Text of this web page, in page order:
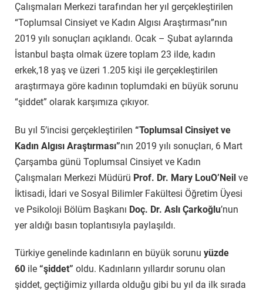
Çalışmaları Merkezi tarafından her yıl gerçekleştirilen
“Toplumsal Cinsiyet ve Kadın Algısı Araştırması”nın
2019 yılı sonuçları açıklandı. Ocak – Şubat aylarında
İstanbul başta olmak üzere toplam 23 ilde, kadın
erkek,18 yaş ve üzeri 1.205 kişi ile gerçekleştirilen
araştırmaya göre kadının toplumdaki en büyük sorunu
“şiddet” olarak karşımıza çıkıyor.
Bu yıl 5’incisi gerçekleştirilen “Toplumsal Cinsiyet ve
Kadın Algısı Araştırması”nın 2019 yılı sonuçları, 6 Mart
Çarşamba günü Toplumsal Cinsiyet ve Kadın
Çalışmaları Merkezi Müdürü Prof. Dr. Mary LouO’Neil ve
İktisadi, İdari ve Sosyal Bilimler Fakültesi Öğretim Üyesi
ve Psikoloji Bölüm Başkanı Doç. Dr. Aslı Çarkoğlu’nun
yer aldığı basın toplantısıyla paylaşıldı.
Türkiye genelinde kadınların en büyük sorunu yüzde
60 ile “şiddet” oldu. Kadınların yıllardır sorunu olan
şiddet, geçtiğimiz yıllarda olduğu gibi bu yıl da ilk sırada